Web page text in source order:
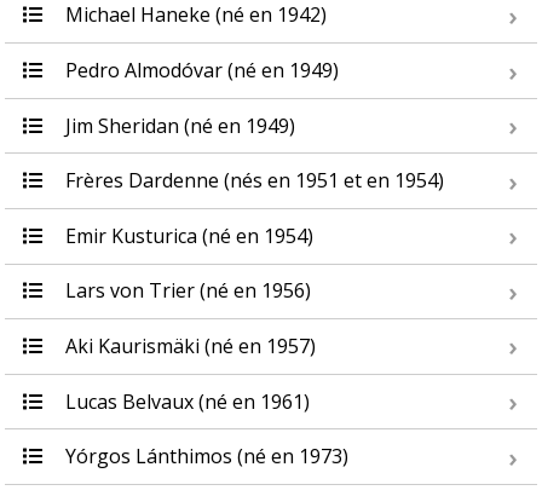
Michael Haneke (né en 1942)
Pedro Almodóvar (né en 1949)
Jim Sheridan (né en 1949)
Frères Dardenne (nés en 1951 et en 1954)
Emir Kusturica (né en 1954)
Lars von Trier (né en 1956)
Aki Kaurismäki (né en 1957)
Lucas Belvaux (né en 1961)
Yórgos Lánthimos (né en 1973)